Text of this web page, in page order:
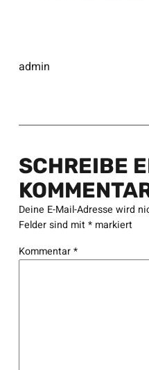
admin
SCHREIBE
Deine E-Mail-Adresse wird
Felder sind mit*markiert
Kommentar*